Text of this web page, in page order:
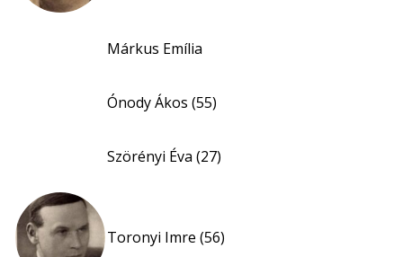
Márkus Emília
Ónody Ákos (55)
Szörényi Éva (27)
Toronyi Imre (56)